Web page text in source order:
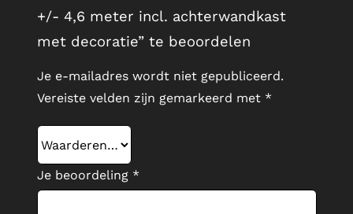
+/- 4,6 meter incl. achterwandkast
met decoratie” te beoordelen
Je e-mailadres wordt niet gepubliceerd.
Vereiste velden zijn gemarkeerd met *
Je beoordeling *